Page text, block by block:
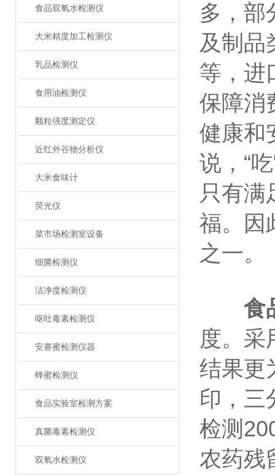
食品双氧水检测仪
大米精度加工检测仪
乳品检测仪
食用油检测仪
颗粒强度测定仪
近红外谷物分析仪
大米食味计
荧光仪
菜市场检测室设备
细菌检测仪
洁净度检测仪
呕吐毒素检测仪
安赛蜜检测仪器
蜂蜜检测仪
食品实验室检测方案
真菌毒素检测仪
双氧水检测仪
多，部
及制品
等，进
保障消
健康和
说，“
只有满
福。因
之一。
食
度。采
结果更
印，三
检测
农药残